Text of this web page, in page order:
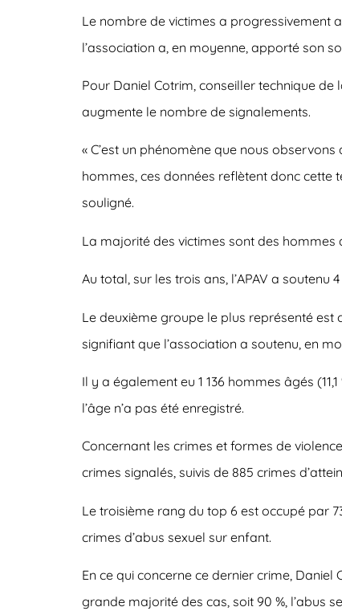
Le nombre de victimes a progressivement
l’association a, en moyenne, apporté son
Pour Daniel Cotrim, conseiller technique de
augmente le nombre de signalements.
« C’est un phénomène que nous
hommes, ces données reflètent donc cette
souligné.
La majorité des victimes sont des hommes
Au total, sur les trois ans, l’APAV a
Le deuxième groupe le plus représenté est
signifiant que l’association a soutenu, en
Il y a également eu 1 136 hommes âgés
l’âge n’a pas été enregistré.
Concernant les crimes et formes de
crimes signalés, suivis de 885 crimes
Le troisième rang du top 6 est occupé par
crimes d’abus sexuel sur enfant.
En ce qui concerne ce dernier crime,
grande majorité des cas, soit 90 %, l’abus